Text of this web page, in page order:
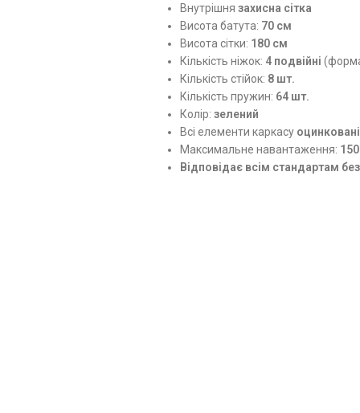
Внутрішня захисна сітка
Висота батута: 70 см
Висота сітки: 180 см
Кількість ніжок: 4 подвійні
Кількість стійок: 8 шт.
Кількість пружин: 64 шт.
Колір: зелений
Всі елементи каркасу оцинковані
Максимальне навантаження:
Відповідає всім стандартам